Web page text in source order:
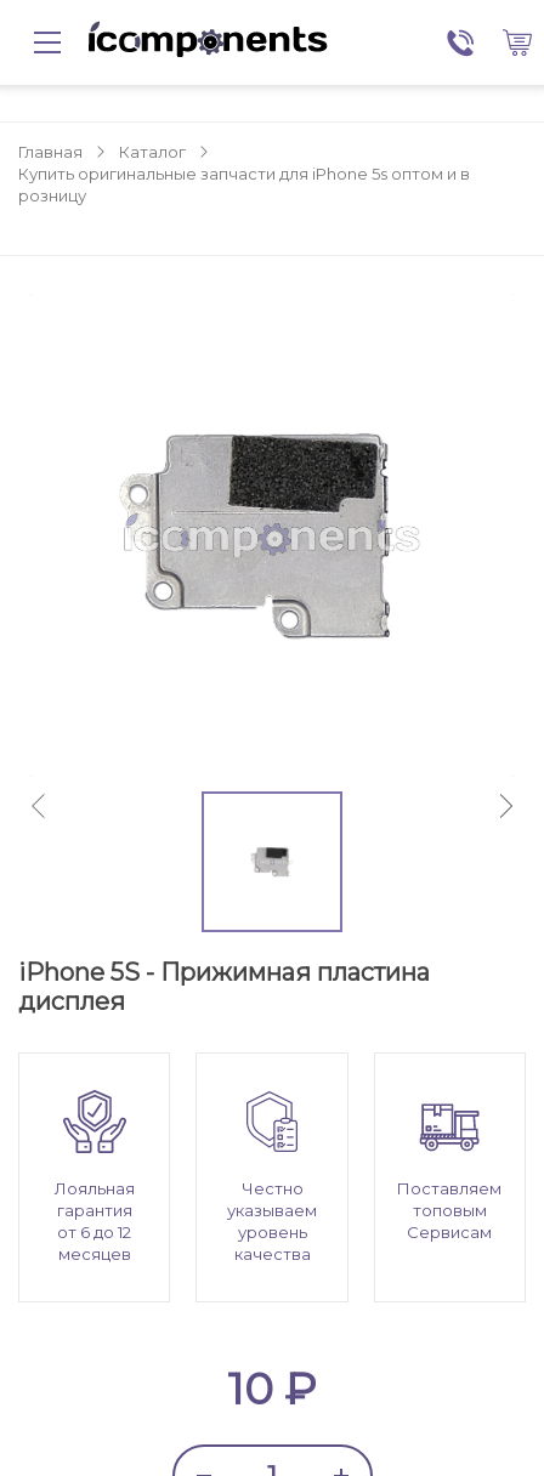
Главная
Каталог
Купить оригинальные запчасти для iPhone 5s оптом и в
розницу
iPhone 5S - Прижимная пластина
дисплея
Лояльная
гарантия
от 6 до 12
месяцев
Честно
указываем
уровень
качества
Поставляем
топовым
Сервисам
10 ₽